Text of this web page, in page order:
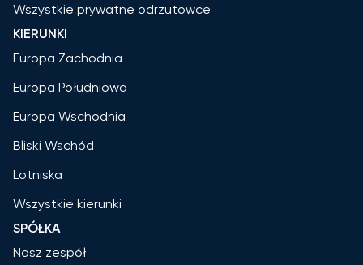
Wszystkie prywatne odrzutowce
KIERUNKI
Europa Zachodnia
Europa Południowa
Europa Wschodnia
Bliski Wschód
Lotniska
Wszystkie kierunki
SPÓŁKA
Nasz zespół